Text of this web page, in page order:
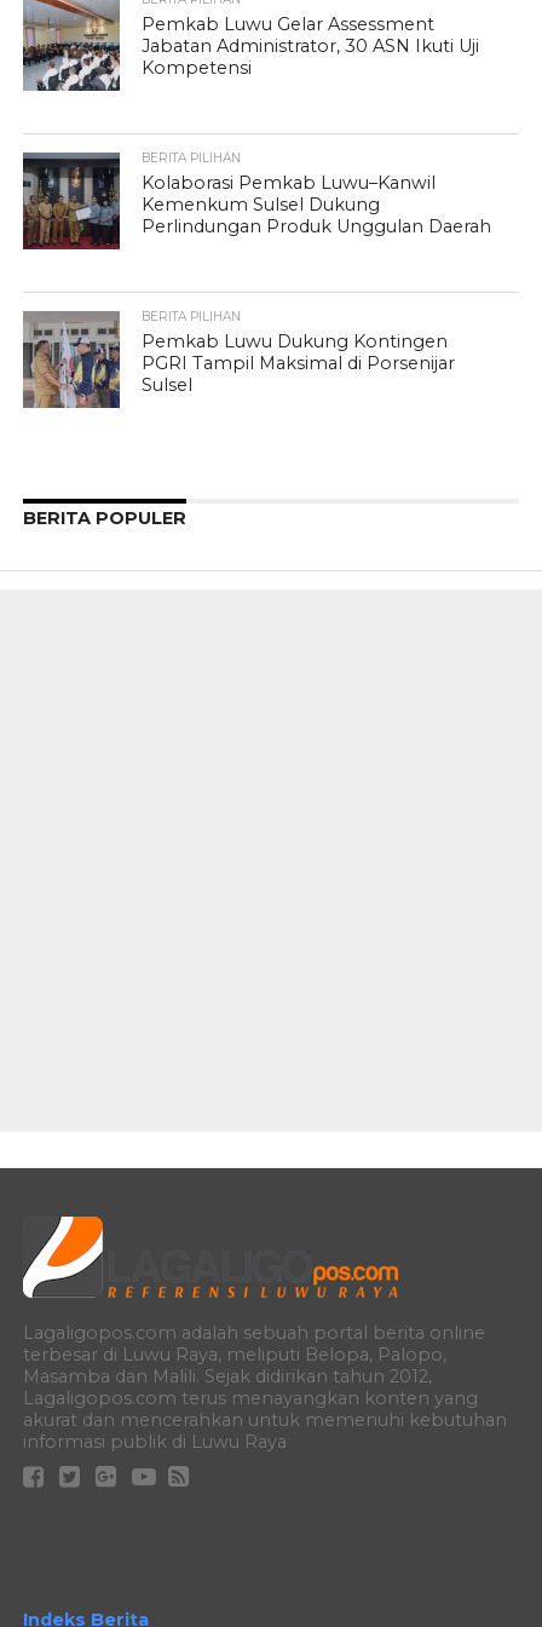
Pemkab Luwu Gelar Assessment
Jabatan Administrator, 30 ASN Ikuti Uji
Kompetensi
BERITA PILIHAN
Kolaborasi Pemkab Luwu–Kanwil
Kemenkum Sulsel Dukung
Perlindungan Produk Unggulan Daerah
BERITA PILIHAN
Pemkab Luwu Dukung Kontingen
PGRI Tampil Maksimal di Porsenijar
Sulsel
BERITA POPULER
Lagaligopos.com adalah sebuah portal berita online
terbesar di Luwu Raya, meliputi Belopa, Palopo,
Masamba dan Malili. Sejak didirikan tahun 2012,
Lagaligopos.com terus menayangkan konten yang
akurat dan mencerahkan untuk memenuhi kebutuhan
informasi publik di Luwu Raya
Indeks Berita